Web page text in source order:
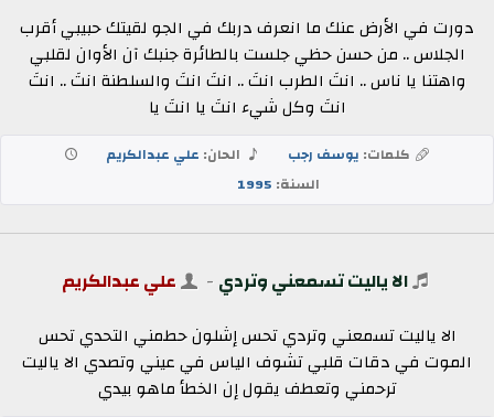
دورت في الأرض عنك ما انعرف دربك في الجو لقيتك حبيبي أقرب
الجلاس ..‏ من حسن حظي جلست بالطائرة جنبك آن الأوان لقلبي
واهتنا يا ناس ..‏ انتَ الطرب انتَ .. انتَ انتَ والسلطنة انتَ .. انتَ
انتَ وكل شيء انتَ يا انتَ يا
كلمات: يوسف رجب الحان: علي عبدالكريم
السنة: 1995
الا ياليت تسمعني وتردي - علي عبدالكريم
الا ياليت تسمعني وتردي تحس إشلون حطمني التحدي تحس
الموت في دقات قلبي تشوف الياس في عيني وتصدي الا ياليت
ترحمني وتعطف يقول إن الخطأ ماهو بيدي